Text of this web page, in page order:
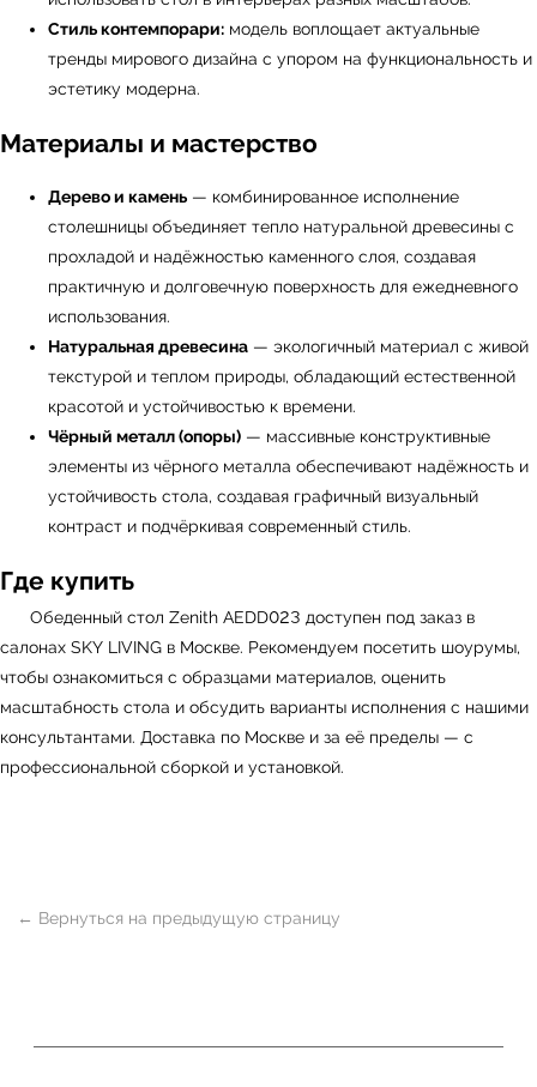
Стиль контемпорари: модель воплощает актуальные
тренды мирового дизайна с упором на функциональность и
эстетику модерна.
Материалы и мастерство
Дерево и камень — комбинированное исполнение
столешницы объединяет тепло натуральной древесины с
прохладой и надёжностью каменного слоя, создавая
практичную и долговечную поверхность для ежедневного
использования.
Натуральная древесина — экологичный материал с живой
текстурой и теплом природы, обладающий естественной
красотой и устойчивостью к времени.
Чёрный металл (опоры) — массивные конструктивные
элементы из чёрного металла обеспечивают надёжность и
устойчивость стола, создавая графичный визуальный
контраст и подчёркивая современный стиль.
Где купить
Обеденный стол Zenith AEDD023 доступен под заказ в
салонах SKY LIVING в Москве. Рекомендуем посетить шоурумы,
чтобы ознакомиться с образцами материалов, оценить
масштабность стола и обсудить варианты исполнения с нашими
консультантами. Доставка по Москве и за её пределы — с
профессиональной сборкой и установкой.